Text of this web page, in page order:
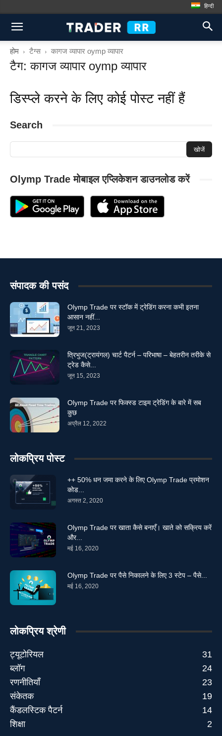
हिन्दी
होम टैग्स कागज व्यापार oymp व्यापार
टैग: कागज व्यापार oymp व्यापार
डिस्प्ले करने के लिए कोई पोस्ट नहीं हैं
Search
Olymp Trade मोबाइल एप्लिकेशन डाउनलोड करें
संपादक की पसंद
Olymp Trade पर स्टॉक में ट्रेडिंग करना कभी इतना
आसान नहीं...
जून 21, 2023
त्रिभुज(ट्रायंगल) चार्ट पैटर्न – परिभाषा – बेहतरीन तरीके से
ट्रेड कैसे...
जून 15, 2023
Olymp Trade पर फिक्स्ड टाइम ट्रेडिंग के बारे में सब
कुछ
अप्रैल 12, 2022
लोकप्रिय पोस्ट
++ 50% धन जमा करने के लिए Olymp Trade प्रमोशन
कोड...
अगस्त 2, 2020
Olymp Trade पर खाता कैसे बनाएँ। खाते को सक्रिय करें
और...
मई 16, 2020
Olymp Trade पर पैसे निकालने के लिए 3 स्टेप – पैसे...
मई 16, 2020
लोकप्रिय श्रेणी
ट्यूटोरियल
31
ब्लॉग
24
रणनीतियाँ
23
संकेतक
19
कैंडलस्टिक पैटर्न
14
शिक्षा
2